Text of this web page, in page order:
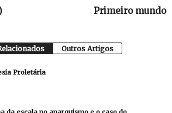
Primeiro mundo
Outros Artigos
Proletária